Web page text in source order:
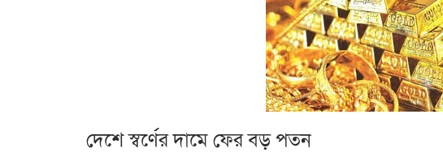
দেশে স্বর্ণের দামে ফের বড় পতন